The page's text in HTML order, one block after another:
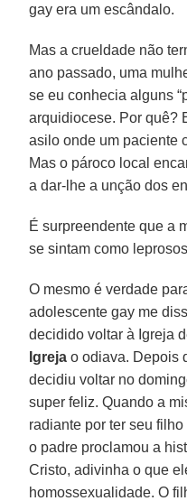
gay era um escândalo.
Mas a crueldade não
ano passado, uma
se eu conhecia alguns
arquidiocese. Por quê?
asilo onde um paciente
Mas o pároco local
a dar-lhe a unção dos
É surpreendente que a
se sintam como
O mesmo é verdade
adolescente gay me
decidido voltar à Igreja
Igreja o odiava. Depois
decidiu voltar no
super feliz. Quando a
radiante por ter seu
o padre proclamou a
Cristo, adivinha o que
homossexualidade. O